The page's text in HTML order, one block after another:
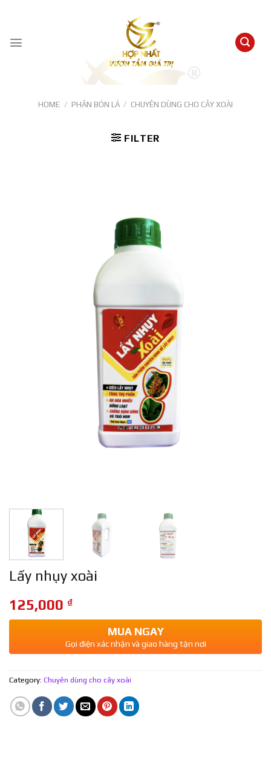
content
HOME / PHÂN BÓN LÁ / CHUYÊN DÙNG CHO CÂY XOÀI
FILTER
Lấy nhụy xoài
125,000 ₫
MUA NGAY
Gọi điện xác nhận và giao hàng tận nơi
Category: Chuyên dùng cho cây xoài